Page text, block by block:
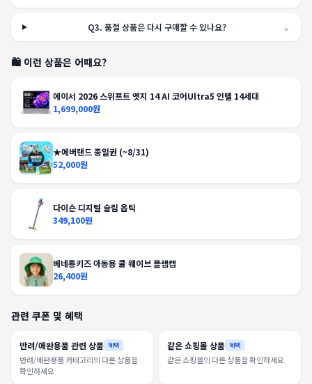
Q3. 품절 상품은 다시 구매할 수 있나요? ⌄
🛍️ 이런 상품은 어때요?
에이서 2026 스위프트 엣지 14 AI 코어Ultra5 인텔 14세대
1,699,000원
★에버랜드 종일권 (~8/31)
52,000원
다이슨 디지털 슬림 옵틱
349,100원
베네통키즈 아동용 쿨 웨이브 플랩캡
26,400원
관련 쿠폰 및 혜택
반려/애완용품 관련 상품 혜택
반려/애완용품 카테고리의 다른 상품을
확인하세요
같은 쇼핑몰 상품 혜택
같은 쇼핑몰의 다른 상품을 확인하세요